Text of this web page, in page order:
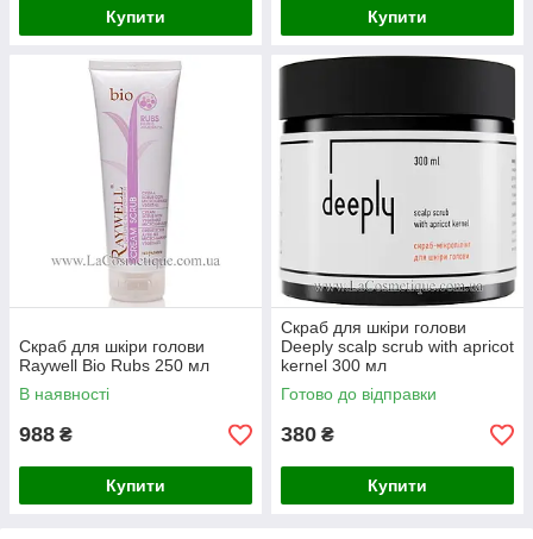
Купити Купити
Скраб для шкіри голови
Raywell Bio Rubs 250 мл
В наявності
988 ₴
Купити
Скраб для шкіри голови
Deeply scalp scrub with apricot
kernel 300 мл
Готово до відправки
380 ₴
Купити